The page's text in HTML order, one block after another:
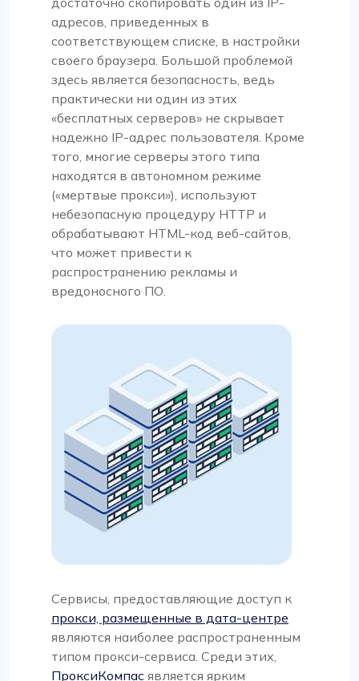
адресов, приведенных в
соответствующем списке, в настройки
своего браузера. Большой проблемой
здесь является безопасность, ведь
практически ни один из этих
«бесплатных серверов» не скрывает
надежно IP-адрес пользователя. Кроме
того, многие серверы этого типа
находятся в автономном режиме
(«мертвые прокси»), используют
небезопасную процедуру HTTP и
обрабатывают HTML-код веб-сайтов,
что может привести к
распространению рекламы и
вредоносного ПО.
Сервисы, предоставляющие доступ к
прокси, размещенные в дата-центре
являются наиболее распространенным
типом прокси-сервиса. Среди этих,
ПроксиКомпас является ярким